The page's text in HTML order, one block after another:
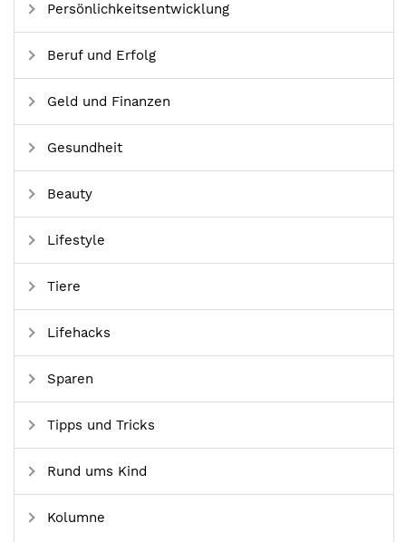
Persönlichkeitsentwicklung
Beruf und Erfolg
Geld und Finanzen
Gesundheit
Beauty
Lifestyle
Tiere
Lifehacks
Sparen
Tipps und Tricks
Rund ums Kind
Kolumne